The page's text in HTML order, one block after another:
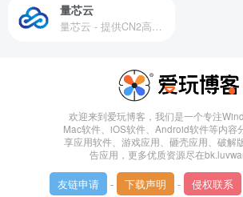
量芯云
量芯云 - 提供CN2高速香港美国云服务器&专业高防服务器租用等云服务器供应商
欢迎来到爱玩博客，我们是一个专注
Mac软件、iOS软件、Android软件等内容
享应用软件、游戏应用、砸壳应用、破解
告应用，更多优质资源尽在
友链申请 - 下载声明 - 侵权联系